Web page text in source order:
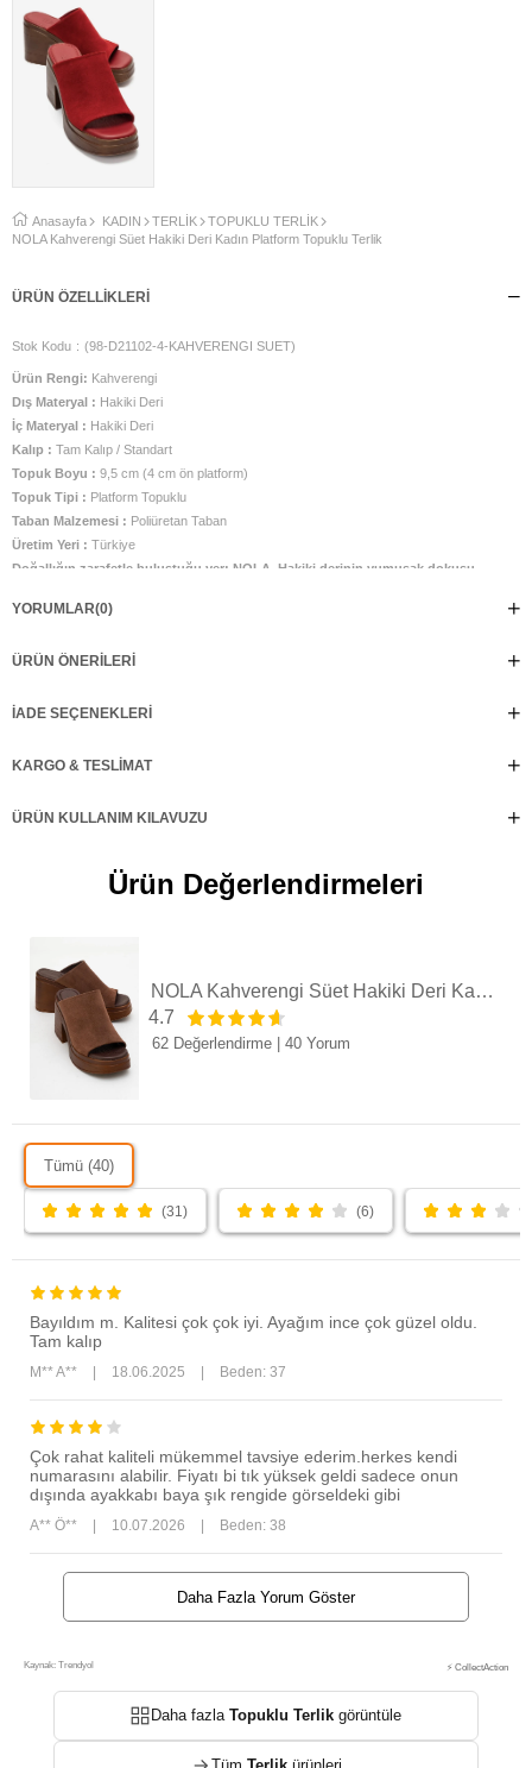
Anasayfa KADIN TERLİK
TOPUKLU TERLİK
NOLA Kahverengi Süet Hakiki Deri Kadın Platform Topuklu Terlik
ÜRÜN ÖZELLIKLERI
Stok Kodu (98-D21102-4-KAHVERENGI SUET)
Ürün Rengi: Kahverengi
Dış Materyal : Hakiki Deri
İç Materyal : Hakiki Deri
Kalıp : Tam Kalıp / Standart
Topuk Boyu : 9,5 cm (4 cm ön platform)
Topuk Tipi : Platform Topuklu
Taban Malzemesi : Poliüretan Taban
Üretim Yeri : Türkiye
Doğallığın zarafetle buluştuğu yer: NOLA. Hakiki derinin yumuşak dokusu,
sayesinde hem güçlü bir duruş hem de gün boyu konfor sunuyor. Her adımda
İster günlük rutinde ister şehirde özgür adımlar atarken NOLA sadeliğiyle
YORUMLAR(0)
ÜRÜN ÖNERILERI
İADE SEÇENEKLERI
KARGO & TESLIMAT
ÜRÜN KULLANIM KILAVUZU
Ürün Değerlendirmeleri
NOLA Kahverengi Süet Hakiki Deri Kadın Platform Topuklu Terlik
4.7
62 Değerlendirme | 40 Yorum
Tümü (40)
(31) (6)
Bayıldım m. Kalitesi çok çok iyi. Ayağım ince çok güzel oldu.
Tam kalıp
M** A** 18.06.2025 Beden: 37
Çok rahat kaliteli mükemmel tavsiye ederim.herkes kendi
numarasını alabilir. Fiyatı bi tık yüksek geldi sadece onun
dışında ayakkabı baya şık rengide görseldeki gibi
A** Ö** 10.07.2026 Beden: 38
Daha Fazla Yorum Göster
Kaynak: Trendyol ⚡ CollectAction
Daha fazlaTopuklu Terlik görüntüle